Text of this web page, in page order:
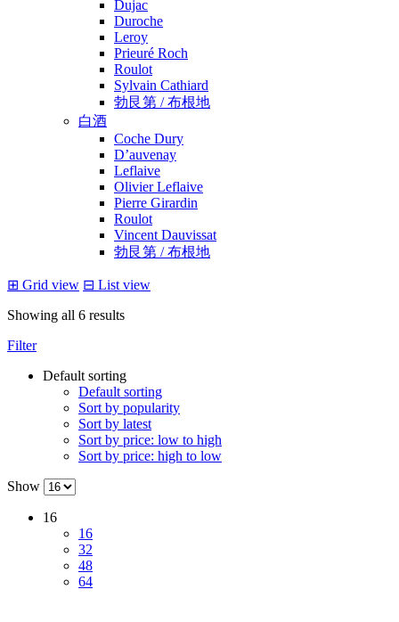
Dujac
Duroche
Leroy
Prieuré Roch
Roulot
Sylvain Cathiard
勃艮第 / 布根地
白酒
Coche Dury
D’auvenay
Leflaive
Olivier Leflaive
Pierre Girardin
Roulot
Vincent Dauvissat
勃艮第 / 布根地
⊞ Grid view ⊟ List view
Showing all 6 results
Filter
Default sorting
Default sorting
Sort by popularity
Sort by latest
Sort by price: low to high
Sort by price: high to low
Show
16
16
32
48
64